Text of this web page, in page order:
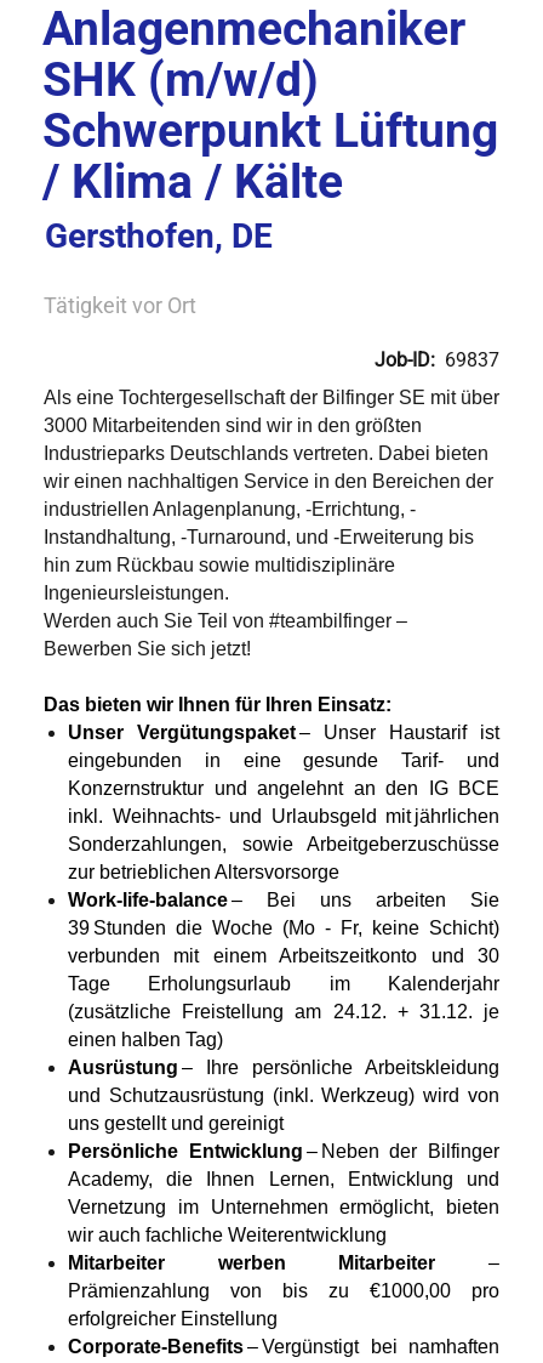
Anlagenmechaniker
SHK (m/w/d)
Schwerpunkt Lüftung
/ Klima / Kälte
Gersthofen, DE
Tätigkeit vor Ort
Job-ID: 69837
Als eine Tochtergesellschaft der Bilfinger SE mit über
3000 Mitarbeitenden sind wir in den größten
Industrieparks Deutschlands vertreten. Dabei bieten
wir einen nachhaltigen Service in den Bereichen der
industriellen Anlagenplanung, -Errichtung, -
Instandhaltung, -Turnaround, und -Erweiterung bis
hin zum Rückbau sowie multidisziplinäre
Ingenieursleistungen.
Werden auch Sie Teil von #teambilfinger –
Bewerben Sie sich jetzt!
Das bieten wir Ihnen für Ihren Einsatz:
Unser Vergütungspaket– Unser Haustarif ist
eingebunden in eine gesunde Tarif- und
Konzernstruktur und angelehnt an den IG BCE
inkl. Weihnachts- und Urlaubsgeld mit jährlichen
Sonderzahlungen, sowie Arbeitgeberzuschüsse
zur betrieblichen Altersvorsorge
Work-life-balance– Bei uns arbeiten Sie
39 Stunden die Woche (Mo - Fr, keine Schicht)
verbunden mit einem Arbeitszeitkonto und 30
Tage Erholungsurlaub im Kalenderjahr
(zusätzliche Freistellung am 24.12. + 31.12. je
einen halben Tag)
Ausrüstung – Ihre persönliche Arbeitskleidung
und Schutzausrüstung (inkl. Werkzeug) wird von
uns gestellt und gereinigt
Persönliche Entwicklung – Neben der Bilfinger
Academy, die Ihnen Lernen, Entwicklung und
Vernetzung im Unternehmen ermöglicht, bieten
wir auch fachliche Weiterentwicklung
Mitarbeiter werben Mitarbeiter –
Prämienzahlung von bis zu €1000,00 pro
erfolgreicher Einstellung
Corporate-Benefits– Vergünstigt bei namhaften